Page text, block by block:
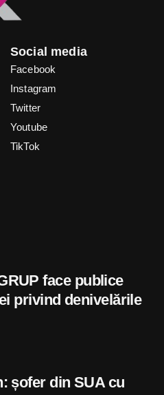
Social media
Facebook
Instagram
Twitter
Youtube
TikTok
face publice
privind denivelările
șofer din SUA cu